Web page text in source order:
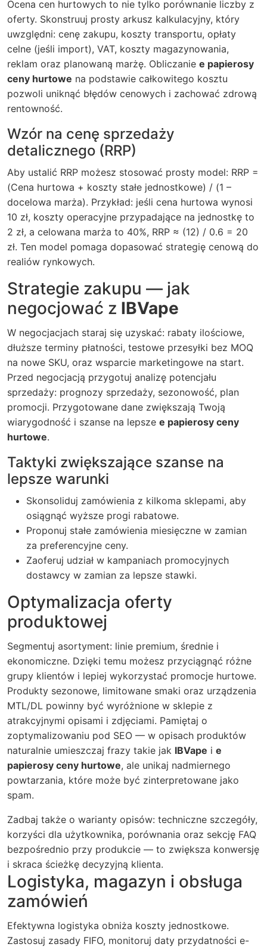
Ocena cen hurtowych to nie tylko porównanie liczby z
oferty. Skonstruuj prosty arkusz kalkulacyjny, który
uwzględni: cenę zakupu, koszty transportu, opłaty
celne (jeśli import), VAT, koszty magazynowania,
reklam oraz planowaną marżę. Obliczanie e papierosy
ceny hurtowe na podstawie całkowitego kosztu
pozwoli uniknąć błędów cenowych i zachować zdrową
rentowność.
Wzór na cenę sprzedaży
detalicznego (RRP)
Aby ustalić RRP możesz stosować prosty model: RRP =
(Cena hurtowa + koszty stałe jednostkowe) / (1 –
docelowa marża). Przykład: jeśli cena hurtowa wynosi
10 zł, koszty operacyjne przypadające na jednostkę to
2 zł, a celowana marża to 40%, RRP ≈ (12) / 0.6 = 20
zł. Ten model pomaga dopasować strategię cenową do
realiów rynkowych.
Strategie zakupu — jak
negocjować z IBVape
W negocjacjach staraj się uzyskać: rabaty ilościowe,
dłuższe terminy płatności, testowe przesyłki bez MOQ
na nowe SKU, oraz wsparcie marketingowe na start.
Przed negocjacją przygotuj analizę potencjału
sprzedaży: prognozy sprzedaży, sezonowość, plan
promocji. Przygotowane dane zwiększają Twoją
wiarygodność i szanse na lepsze e papierosy ceny
hurtowe.
Taktyki zwiększające szanse na
lepsze warunki
Skonsoliduj zamówienia z kilkoma sklepami, aby
osiągnąć wyższe progi rabatowe.
Proponuj stałe zamówienia miesięczne w zamian
za preferencyjne ceny.
Zaoferuj udział w kampaniach promocyjnych
dostawcy w zamian za lepsze stawki.
Optymalizacja oferty
produktowej
Segmentuj asortyment: linie premium, średnie i
ekonomiczne. Dzięki temu możesz przyciągnąć różne
grupy klientów i lepiej wykorzystać promocje hurtowe.
Produkty sezonowe, limitowane smaki oraz urządzenia
MTL/DL powinny być wyróżnione w sklepie z
atrakcyjnymi opisami i zdjęciami. Pamiętaj o
zoptymalizowaniu pod SEO — w opisach produktów
naturalnie umieszczaj frazy takie jak IBVape i e
papierosy ceny hurtowe, ale unikaj nadmiernego
powtarzania, które może być zinterpretowane jako
spam.
Zadbaj także o warianty opisów: techniczne szczegóły,
korzyści dla użytkownika, porównania oraz sekcję FAQ
bezpośrednio przy produkcie — to zwiększa konwersję
i skraca ścieżkę decyzyjną klienta.
Logistyka, magazyn i obsługa
zamówień
Efektywna logistyka obniża koszty jednostkowe.
Zastosuj zasady FIFO, monitoruj daty przydatności e-